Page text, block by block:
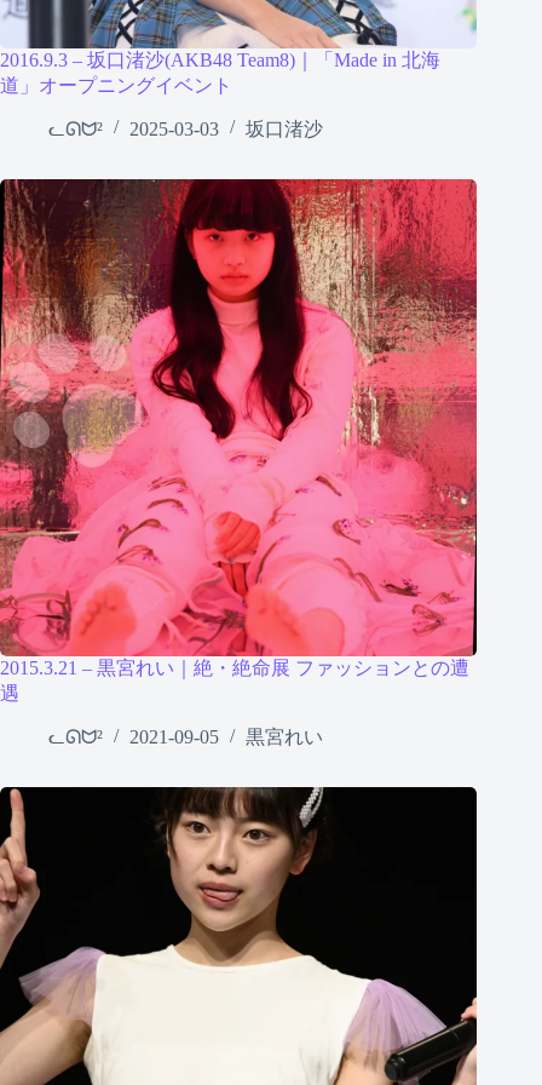
2016.9.3 – 坂口渚沙(AKB48 Team8)｜「Made in 北海
道」オープニングイベント
ᓚᘏᗢ² 2025-03-03 坂口渚沙
2015.3.21 – 黒宮れい｜絶・絶命展 ファッションとの遭
遇
ᓚᘏᗢ² 2021-09-05 黒宮れい